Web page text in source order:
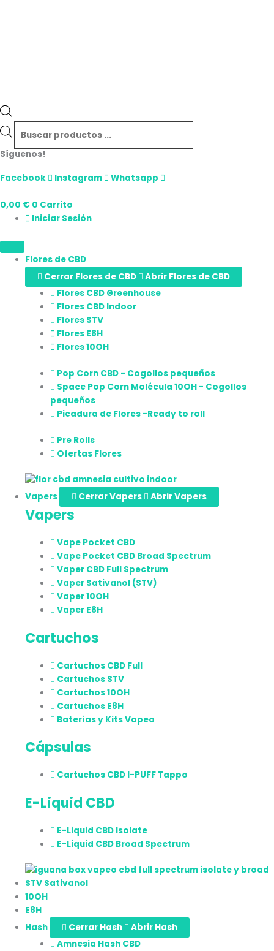
Síguenos!
Facebook Instagram Whatsapp
0,00 € 0 Carrito
Iniciar Sesión
Flores de CBD
Cerrar Flores de CBD
Abrir Flores de CBD
Flores CBD Greenhouse
Flores CBD Indoor
Flores STV
Flores E8H
Flores 10OH
Pop Corn CBD - Cogollos pequeños
Space Pop Corn Molécula 10OH - Cogollos
pequeños
Picadura de Flores -Ready to roll
Pre Rolls
Ofertas Flores
Vapers Cerrar Vapers Abrir Vapers
Vapers
Vape Pocket CBD
Vape Pocket CBD Broad Spectrum
Vaper CBD Full Spectrum
Vaper Sativanol (STV)
Vaper 10OH
Vaper E8H
Cartuchos
Cartuchos CBD Full
Cartuchos STV
Cartuchos 10OH
Cartuchos E8H
Baterías y Kits Vapeo
Cápsulas
Cartuchos CBD I-PUFF Tappo
E-Liquid CBD
E-Liquid CBD Isolate
E-Liquid CBD Broad Spectrum
STV Sativanol
10OH
E8H
Hash
Cerrar Hash
Abrir Hash
Amnesia Hash CBD